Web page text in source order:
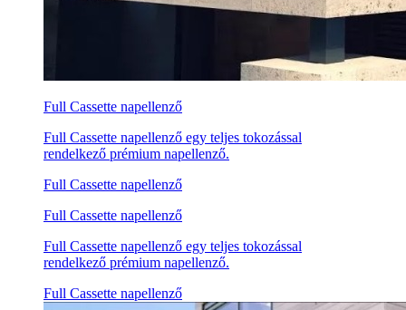
Full Cassette napellenző
Full Cassette napellenző egy teljes tokozással
rendelkező prémium napellenző.
Full Cassette napellenző
Full Cassette napellenző
Full Cassette napellenző egy teljes tokozással
rendelkező prémium napellenző.
Full Cassette napellenző